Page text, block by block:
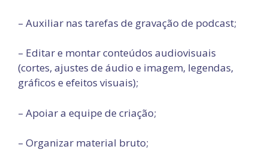
– Auxiliar nas tarefas de gravação de podcast;
– Editar e montar conteúdos audiovisuais
(cortes, ajustes de áudio e imagem, legendas,
gráficos e efeitos visuais);
– Apoiar a equipe de criação;
– Organizar material bruto;